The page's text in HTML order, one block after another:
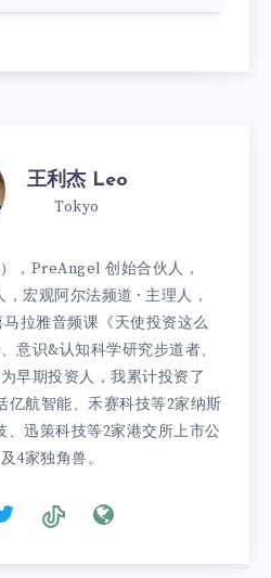
王利杰 Leo
Tokyo
，PreAngel 创始合伙人，
宏观阿尔法频道 · 主理人，
马拉雅音频课《天使投资这么
意识&认知科学研究步道者、
早期投资人，我累计投资了
亿航智能、禾赛科技等2家纳斯
、迅策科技等2家港交所上市公
4家独角兽。